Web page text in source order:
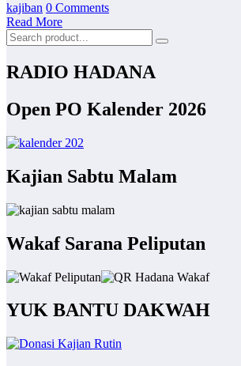
kajiban 0 Comments
Read More
RADIO HADANA
Open PO Kalender 2026
Kajian Sabtu Malam
Wakaf Sarana Peliputan
YUK BANTU DAKWAH